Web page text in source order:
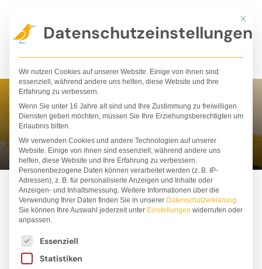
Inhalt
springen
Iris Fedrizzi
Mit
Datenschutzeinstellungen
Wir nutzen Cookies auf unserer Website. Einige von ihnen sind
essenziell, während andere uns helfen, diese Website und Ihre
Erfahrung zu verbessern.
Wenn Sie unter 16 Jahre alt sind und Ihre Zustimmung zu freiwilligen
Diensten geben möchten, müssen Sie Ihre Erziehungsberechtigten um
Erlaubnis bitten.
Wir verwenden Cookies und andere Technologien auf unserer
Website. Einige von ihnen sind essenziell, während andere uns
helfen, diese Website und Ihre Erfahrung zu verbessern.
Personenbezogene Daten können verarbeitet werden (z. B. IP-
Adressen), z. B. für personalisierte Anzeigen und Inhalte oder
Anzeigen- und Inhaltsmessung. Weitere Informationen über die
Verwendung Ihrer Daten finden Sie in unserer Datenschutzerklärung.
Sie können Ihre Auswahl jederzeit unter Einstellungen widerrufen oder
anpassen.
Es folgt eine Liste der Service-Gruppen, für die
Essenziell
Statistiken